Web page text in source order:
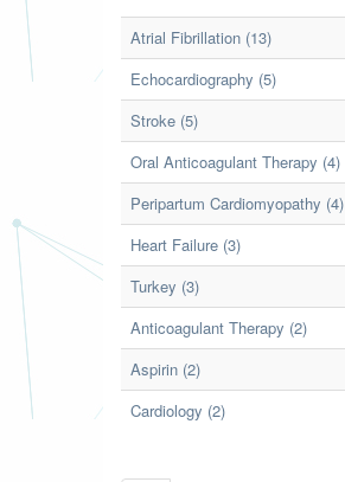
Atrial Fibrillation (13)
Echocardiography (5)
Stroke (5)
Oral Anticoagulant Therapy (4)
Peripartum Cardiomyopathy (4)
Heart Failure (3)
Turkey (3)
Anticoagulant Therapy (2)
Aspirin (2)
Cardiology (2)